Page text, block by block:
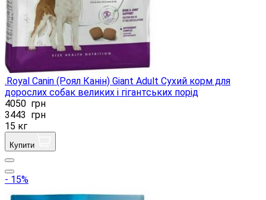
.Royal Canin (Роял Канін) Giant Adult Сухий корм для
дорослих собак великих і гігантських порід
4050 грн
3443 грн
15 кг
Купити
- 15%